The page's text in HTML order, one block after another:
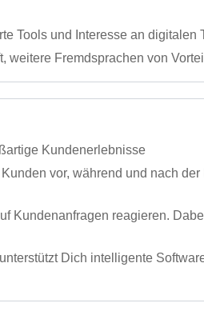
Tools und Interesse an digitalen
Fremdsprachen von Vorteil
Kundenerlebnisse
vor, während und nach
Kundenanfragen reagieren.
Dich intelligente